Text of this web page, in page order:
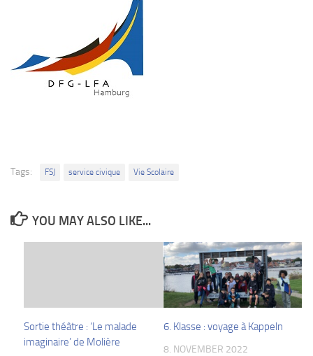
Tags: FSJ service civique Vie Scolaire
YOU MAY ALSO LIKE...
Sortie théâtre : ‘Le malade
imaginaire’ de Molière
6. Klasse : voyage à Kappeln
8. NOVEMBER 2022